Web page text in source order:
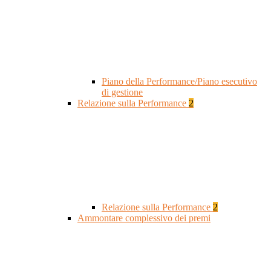
Piano della Performance/Piano esecutivo
di gestione
Relazione sulla Performance 2
Relazione sulla Performance 2
Ammontare complessivo dei premi